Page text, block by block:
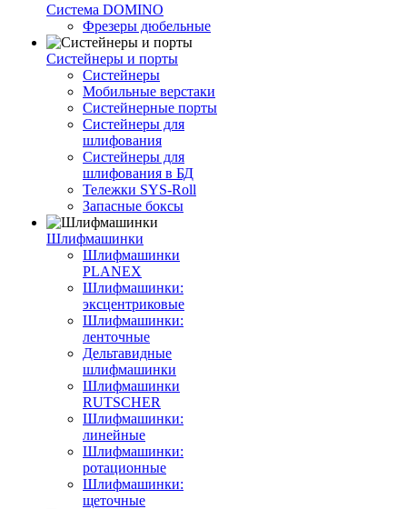
Система DOMINO
Фрезеры дюбельные
Систейнеры и порты
Систейнеры
Мобильные верстаки
Систейнерные порты
Систейнеры для
шлифования
Систейнеры для
шлифования в БД
Тележки SYS-Roll
Запасные боксы
Шлифмашинки
Шлифмашинки
PLANEX
Шлифмашинки:
эксцентриковые
Шлифмашинки:
ленточные
Дельтавидные
шлифмашинки
Шлифмашинки
RUTSCHER
Шлифмашинки:
линейные
Шлифмашинки:
ротационные
Шлифмашинки:
щеточные